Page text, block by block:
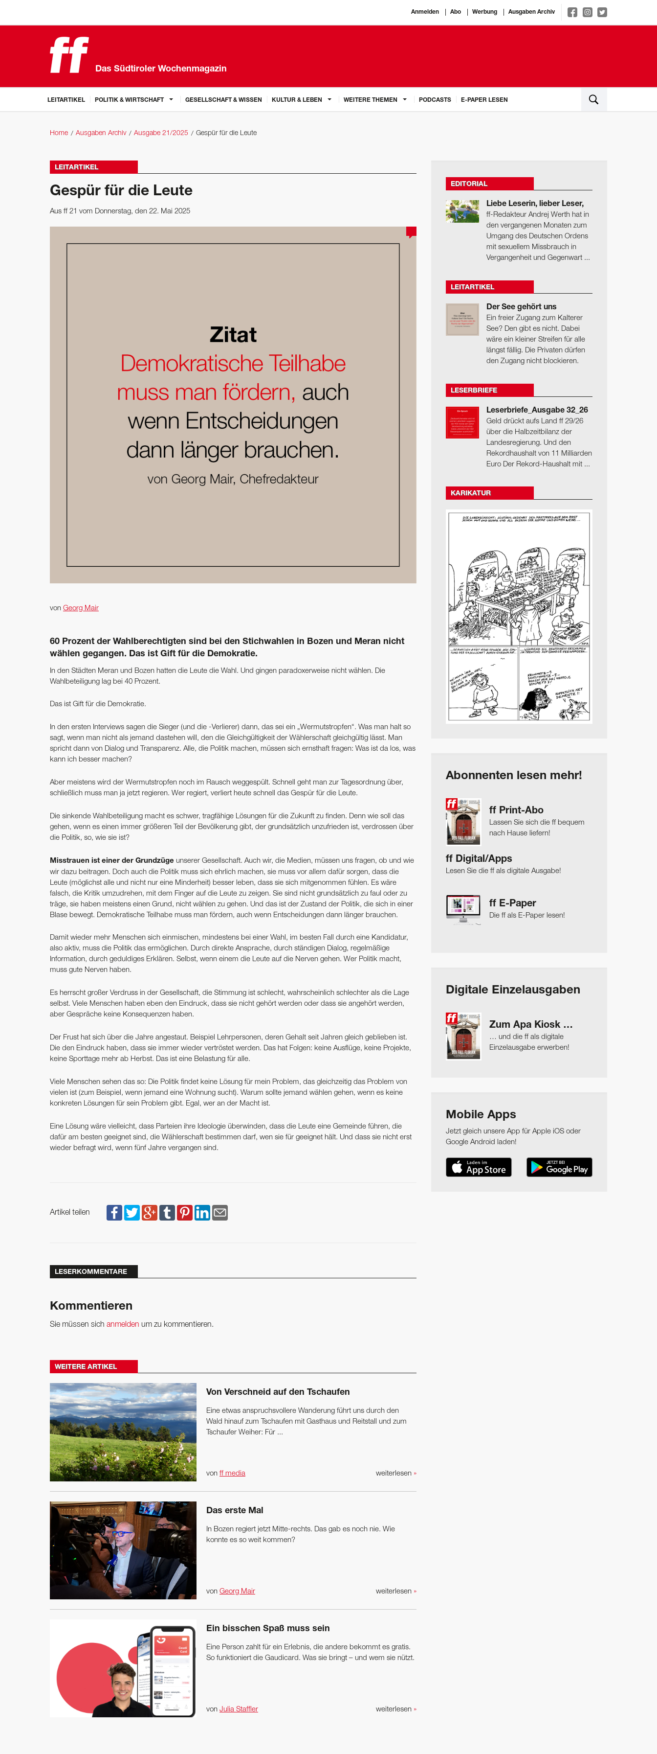
Anmelden Abo Werbung Ausgaben Archiv
Das Südtiroler Wochenmagazin
LEITARTIKEL POLITIK & WIRTSCHAFT GESELLSCHAFT & WISSEN KULTUR & LEBEN WEITERE THEMEN PODCASTS E-PAPER LESEN
Home Ausgaben Archiv Ausgabe 21/2025 Gespür für die Leute
LEITARTIKEL
Gespür für die Leute
Aus ff 21 vom Donnerstag, den 22. Mai 2025
von Georg Mair
60 Prozent der Wahlberechtigten sind bei den Stichwahlen in Bozen und Meran nicht
wählen gegangen. Das ist Gift für die Demokratie.
In den Städten Meran und Bozen hatten die Leute die Wahl. Und gingen paradoxerweise nicht wählen. Die
Wahlbeteiligung lag bei 40 Prozent.
Das ist Gift für die Demokratie.
In den ersten Interviews sagen die Sieger (und die -Verlierer) dann, das sei ein „Wermutstropfen“. Was man halt so
sagt, wenn man nicht als jemand dastehen will, den die Gleichgültigkeit der Wählerschaft gleichgültig lässt. Man
spricht dann von Dialog und Transparenz. Alle, die Politik machen, müssen sich ernsthaft fragen: Was ist da los, was
kann ich besser machen?
Aber meistens wird der Wermutstropfen noch im Rausch weggespült. Schnell geht man zur Tagesordnung über,
schließlich muss man ja jetzt regieren. Wer regiert, verliert heute schnell das Gespür für die Leute.
Die sinkende Wahlbeteiligung macht es schwer, tragfähige Lösungen für die Zukunft zu finden. Denn wie soll das
gehen, wenn es einen immer größeren Teil der Bevölkerung gibt, der grundsätzlich unzufrieden ist, verdrossen über
die Politik, so, wie sie ist?
Misstrauen ist einer der Grundzüge unserer Gesellschaft. Auch wir, die Medien, müssen uns fragen, ob und wie
wir dazu beitragen. Doch auch die Politik muss sich ehrlich machen, sie muss vor allem dafür sorgen, dass die
Leute (möglichst alle und nicht nur eine Minderheit) besser leben, dass sie sich mitgenommen fühlen. Es wäre
falsch, die Kritik umzudrehen, mit dem Finger auf die Leute zu zeigen. Sie sind nicht grundsätzlich zu faul oder zu
träge, sie haben meistens einen Grund, nicht wählen zu gehen. Und das ist der Zustand der Politik, die sich in einer
Blase bewegt. Demokratische Teilhabe muss man fördern, auch wenn Entscheidungen dann länger brauchen.
Damit wieder mehr Menschen sich einmischen, mindestens bei einer Wahl, im besten Fall durch eine Kandidatur,
also aktiv, muss die Politik das ermöglichen. Durch direkte Ansprache, durch ständigen Dialog, regelmäßige
Information, durch geduldiges Erklären. Selbst, wenn einem die Leute auf die Nerven gehen. Wer Politik macht,
muss gute Nerven haben.
Es herrscht großer Verdruss in der Gesellschaft, die Stimmung ist schlecht, wahrscheinlich schlechter als die Lage
selbst. Viele Menschen haben eben den Eindruck, dass sie nicht gehört werden oder dass sie angehört werden,
aber Gespräche keine Konsequenzen haben.
Der Frust hat sich über die Jahre angestaut. Beispiel Lehrpersonen, deren Gehalt seit Jahren gleich geblieben ist.
Die den Eindruck haben, dass sie immer wieder vertröstet werden. Das hat Folgen: keine Ausflüge, keine Projekte,
keine Sporttage mehr ab Herbst. Das ist eine Belastung für alle.
Viele Menschen sehen das so: Die Politik findet keine Lösung für mein Problem, das gleichzeitig das Problem von
vielen ist (zum Beispiel, wenn jemand eine Wohnung sucht). Warum sollte jemand wählen gehen, wenn es keine
konkreten Lösungen für sein Problem gibt. Egal, wer an der Macht ist.
Eine Lösung wäre vielleicht, dass Parteien ihre Ideologie überwinden, dass die Leute eine Gemeinde führen, die
dafür am besten geeignet sind, die Wählerschaft bestimmen darf, wen sie für geeignet hält. Und dass sie nicht erst
wieder befragt wird, wenn fünf Jahre vergangen sind.
Artikel teilen
LESERKOMMENTARE
Kommentieren
Sie müssen sich anmelden um zu kommentieren.
WEITERE ARTIKEL
Von Verschneid auf den Tschaufen
Eine etwas anspruchsvollere Wanderung führt uns durch den
Wald hinauf zum Tschaufen mit Gasthaus und Reitstall und zum
Tschaufer Weiher: Für ...
weiterlesen »
von ff media
Das erste Mal
In Bozen regiert jetzt Mitte-rechts. Das gab es noch nie. Wie
konnte es so weit kommen?
weiterlesen »
von Georg Mair
Ein bisschen Spaß muss sein
Eine Person zahlt für ein Erlebnis, die andere bekommt es gratis.
So funktioniert die ­Gaudicard. Was sie bringt – und wem sie nützt.
weiterlesen »
von Julia Staffler
EDITORIAL
Liebe Leserin, lieber Leser,
ff-Redakteur Andrej Werth hat in
den vergangenen Monaten zum
Umgang des Deutschen Ordens
mit sexuellem Missbrauch in
Vergangenheit und Gegenwart ...
LEITARTIKEL
Der See gehört uns
Ein freier Zugang zum Kalterer
See? Den gibt es nicht. Dabei
wäre ein kleiner Streifen für alle
längst fällig. Die Privaten dürfen
den Zugang nicht blockieren.
LESERBRIEFE
Leserbriefe_Ausgabe 32_26
Geld drückt aufs Land ff 29/26
über die Halbzeitbilanz der
Landesregierung. Und den
Rekordhaushalt von 11 Milliarden
Euro Der Rekord-Haushalt mit ...
KARIKATUR
Abonnenten lesen mehr!
ff Print-Abo
Lassen Sie sich die ff bequem
nach Hause liefern!
ff Digital/Apps
Lesen Sie die ff als digitale Ausgabe!
ff E-Paper
Die ff als E-Paper lesen!
Digitale Einzelausgaben
Zum Apa Kiosk …
… und die ff als digitale
Einzelausgabe erwerben!
Mobile Apps
Jetzt gleich unsere App für Apple iOS oder
Google Android laden!